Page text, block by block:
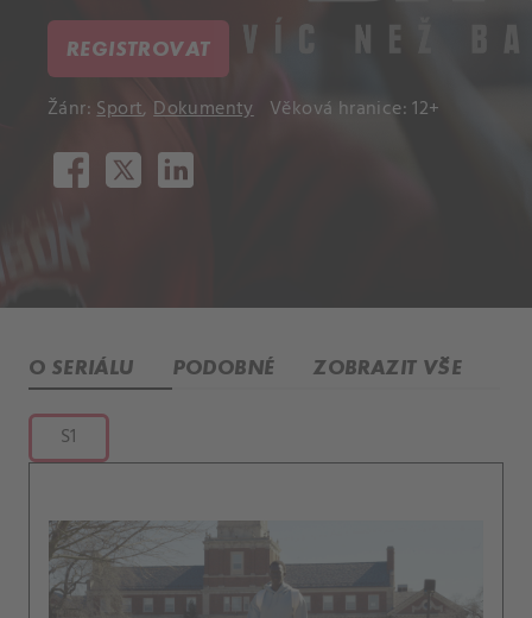
REGISTROVAT
Žánr:Sport,Dokumenty Věková hranice: 12+
O SERIÁLU PODOBNÉ ZOBRAZIT VŠE
S1